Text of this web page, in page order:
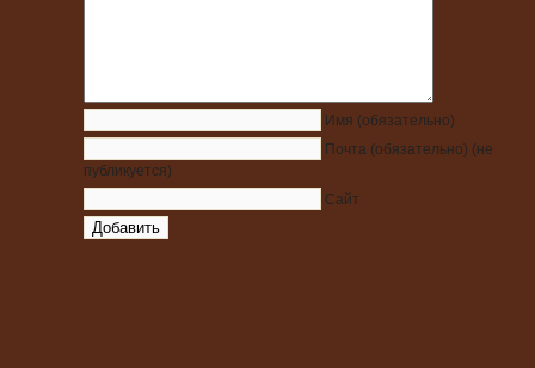
Имя (обязательно)
Почта (обязательно) (не
публикуется)
Сайт